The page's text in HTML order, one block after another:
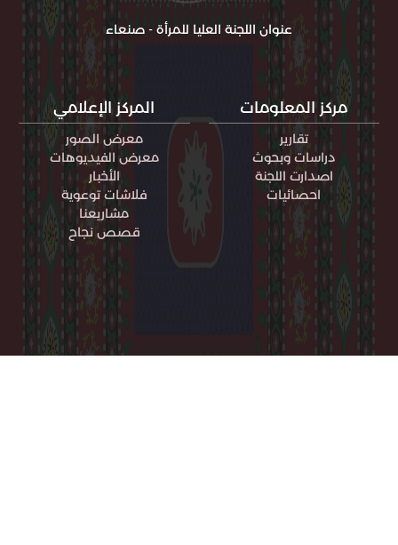
عنوان اللجنة العليا للمرأة - صنعاء
مركز المعلومات
تقارير
دراسات وبحوث
اصدارت اللجنة
احصائيات
المركز الإعلامي
معرض الصور
معرض الفيديوهات
الأخبار
فلاشات توعوية
مشاريعنا
قصص نجاح